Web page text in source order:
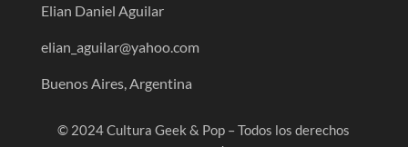
Elian Daniel Aguilar
elian_aguilar@yahoo.com
Buenos Aires, Argentina
© 2024 Cultura Geek & Pop – Todos los derechos